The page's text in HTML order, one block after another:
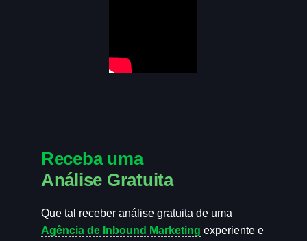
Receba uma
Análise Gratuita
Que tal receber análise gratuita de uma
Agência de Inbound Marketing experiente e